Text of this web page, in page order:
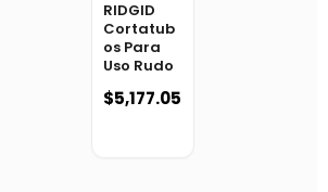
RIDGID
Cortatub
os Para
Uso Rudo
$5,177.05